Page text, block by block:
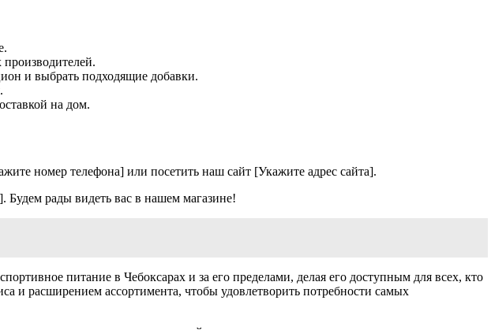
и выбрать подходящие добавки.
на дом.
номер телефона] или посетить наш сайт [Укажите адрес сайта].
рады видеть вас в нашем магазине!
питание в Чебоксарах и за его пределами, делая его доступным для всех, кто
и расширением ассортимента, чтобы удовлетворить потребности самых